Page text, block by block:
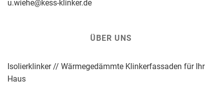
u.wiehe@kess-klinker.de
ÜBER UNS
Isolierklinker // Wärmegedämmte Klinkerfassaden für Ihr
Haus